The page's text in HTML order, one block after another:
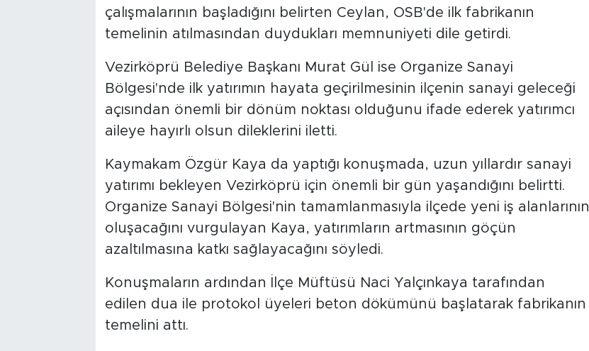
çalışmalarının başladığını belirten Ceylan, OSB'de ilk fabrikanın
temelinin atılmasından duydukları memnuniyeti dile getirdi.
Vezirköprü Belediye Başkanı Murat Gül ise Organize Sanayi
Bölgesi'nde ilk yatırımın hayata geçirilmesinin ilçenin sanayi geleceği
açısından önemli bir dönüm noktası olduğunu ifade ederek yatırımcı
aileye hayırlı olsun dileklerini iletti.
Kaymakam Özgür Kaya da yaptığı konuşmada, uzun yıllardır sanayi
yatırımı bekleyen Vezirköprü için önemli bir gün yaşandığını belirtti.
Organize Sanayi Bölgesi'nin tamamlanmasıyla ilçede yeni iş alanlarının
oluşacağını vurgulayan Kaya, yatırımların artmasının göçün
azaltılmasına katkı sağlayacağını söyledi.
Konuşmaların ardından İlçe Müftüsü Naci Yalçınkaya tarafından
edilen dua ile protokol üyeleri beton dökümünü başlatarak fabrikanın
temelini attı.